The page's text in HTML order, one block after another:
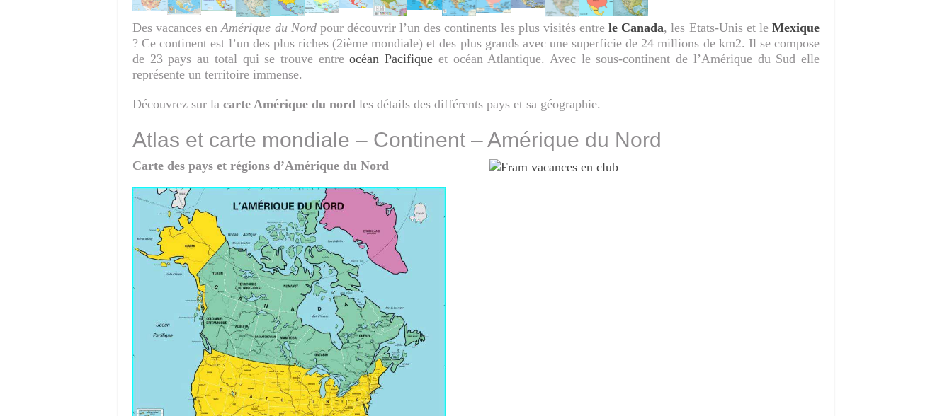
Des vacances enAmérique du Nordpour découvrir l’un des continents les plus visités entrele Canada, les Etats-Unis et leMexique
? Ce continent est l’un des plus riches (2ième mondiale) et des plus grands avec une superficie de 24 millions de km2. Il se compose
de 23 pays au total qui se trouve entreocéan Pacifique et océan Atlantique. Avec le sous-continent de l’Amérique du Sud elle
représente un territoire immense.
Découvrez sur la carte Amérique du nord les détails des différents pays et sa géographie.
Atlas et carte mondiale – Continent – Amérique du Nord
Carte des pays et régions d’Amérique du Nord